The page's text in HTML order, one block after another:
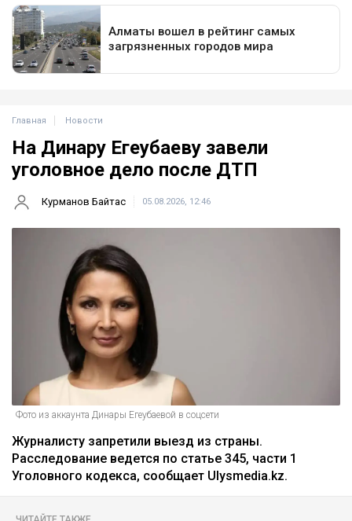
Главная Новости
На Динару Егеубаеву завели
уголовное дело после ДТП
Курманов Байтас 05.08.2026, 12:46
Фото из аккаунта Динары Егеубаевой в соцсети
Журналисту запретили выезд из страны.
Расследование ведется по статье 345, части 1
Уголовного кодекса, сообщает Ulysmedia.kz.